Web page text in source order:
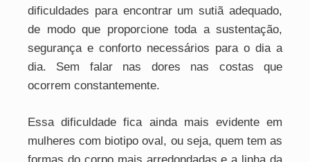
dificuldades para encontrar um sutiã adequado,
de modo que proporcione toda a sustentação,
segurança e conforto necessários para o dia a
dia. Sem falar nas dores nas costas que
ocorrem constantemente.
Essa dificuldade fica ainda mais evidente em
mulheres com biotipo oval, ou seja, quem tem as